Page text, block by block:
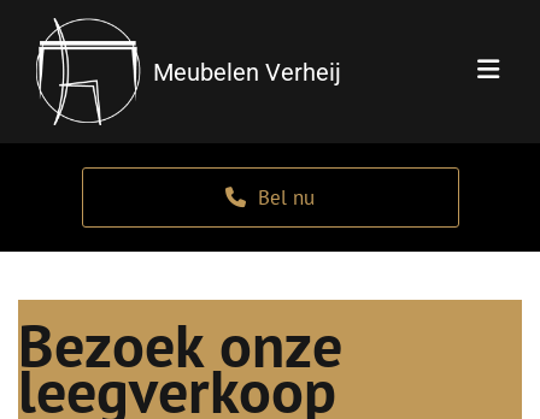
Meubelen Verheij
Bel nu
Bezoek onze
leegverkoop